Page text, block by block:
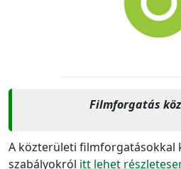
Filmforgatás
A közterületi filmforgatásokkal
szabályokról itt lehet